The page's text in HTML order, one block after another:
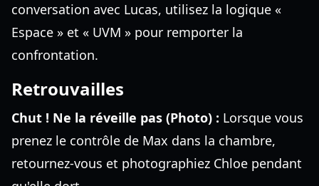
conversation avec Lucas, utilisez la logique «
Espace » et « UVM » pour remporter la
confrontation.
Retrouvailles
Chut ! Ne la réveille pas (Photo) : Lorsque vous
prenez le contrôle de Max dans la chambre,
retournez-vous et photographiez Chloe pendant